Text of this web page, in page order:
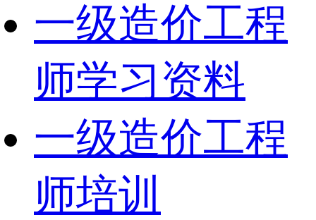
一级造价工程
师学习资料
一级造价工程
师培训